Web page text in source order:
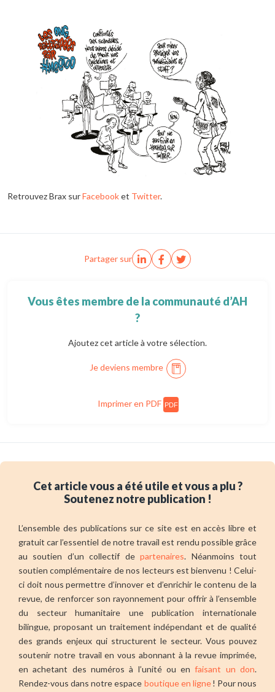
Retrouvez Brax surFacebooket Twitter.
Partager sur
Vous êtes membre de la communauté d’AH
?
Ajoutez cet article à votre sélection.
Je deviens membre
Imprimer en PDF PDF
Cet article vous a été utile et vous a plu ?
Soutenez notre publication !
L’ensemble des publications sur ce site est en accès libre et
gratuit car l’essentiel de notre travail est rendu possible grâce
au soutien d’un collectif departenaires. Néanmoins tout
soutien complémentaire de nos lecteurs est bienvenu ! Celui-
ci doit nous permettre d’innover et d’enrichir le contenu de la
revue, de renforcer son rayonnement pour offrir à l’ensemble
du secteur humanitaire une publication internationale
bilingue, proposant un traitement indépendant et de qualité
des grands enjeux qui structurent le secteur. Vous pouvez
soutenir notre travail en vous abonnant à la revue imprimée,
en achetant des numéros à l’unité ou enfaisant un don.
Rendez-vous dans notre espace boutique en ligne! Pour nous